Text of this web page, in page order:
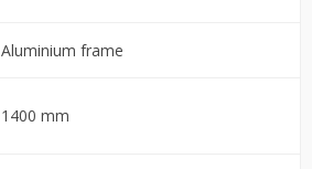
Aluminium frame
1400 mm